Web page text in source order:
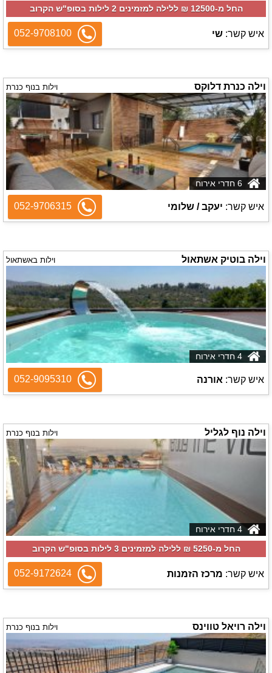
החל מ-‏12500 ₪ ללילה למזמינים 2 לילות בסופ"ש הקרוב
איש קשר: שי 052-9708100
וילה כנרת דלוקס וילות בנוף כנרת
איש קשר: יעקב / שלומי 052-9706315
וילה בוטיק אשתאול וילות באשתאול
איש קשר: אורנה 052-9095310
וילה נוף לגליל וילות בנוף כנרת
החל מ-‏5250 ₪ ללילה למזמינים 3 לילות בסופ"ש הקרוב
איש קשר: מרכז הזמנות 052-9172624
וילה רויאל טווינס וילות בנוף כנרת